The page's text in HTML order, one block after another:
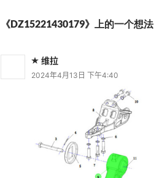
《DZ15221430179》上的一个想法
维拉
2024年4月13日 下午4:40